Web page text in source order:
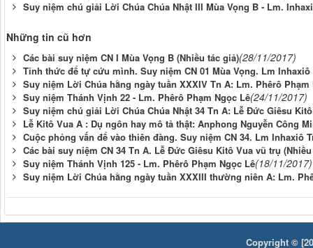
Suy niệm chú giải Lời Chúa Chúa Nhật III Mùa Vọng B - Lm.
Những tin cũ hơn
Các bài suy niệm CN I Mùa Vọng B (Nhiều tác giả)(28/11/2017)
Tỉnh thức để tự cứu mình. Suy niệm CN 01 Mùa Vọng. Lm Inhaxiô
Suy niệm Lời Chúa hằng ngày tuần XXXIV Tn A: Lm. Phêrô Phạm
Suy niệm Thánh Vịnh 22 - Lm. Phêrô Phạm Ngọc Lê(24/11/2017)
Suy niệm chú giải Lời Chúa Chúa Nhật 34 Tn A: Lễ Đức Giêsu
Lễ Kitô Vua A : Dụ ngôn hay mô tả thật: Anphong Nguyễn Công
Cuộc phỏng vấn để vào thiên đàng. Suy niệm CN 34. Lm Inhaxiô
Các bài suy niệm CN 34 Tn A. Lễ Đức Giêsu Kitô Vua vũ trụ
Suy niệm Thánh Vịnh 125 - Lm. Phêrô Phạm Ngọc Lê(18/11/2017)
Suy niệm Lời Chúa hằng ngày tuần XXXIII thường niên A: Lm.
Copyright ©